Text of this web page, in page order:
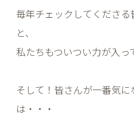
毎年チェックしてくださ
と、
私たちもついつい力が入っ
そして！皆さんが一番気
は・・・